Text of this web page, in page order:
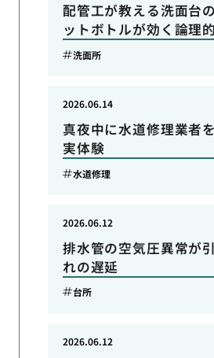
配管工が教える洗面台
ットボトルが効く論理
洗面所
真夜中に水道修理業者
実体験
2026.06.14
水道修理
排水管の空気圧異常が
れの遅延
2026.06.12
台所
2026.06.12